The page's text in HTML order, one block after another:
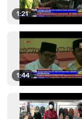
1:21
1:44